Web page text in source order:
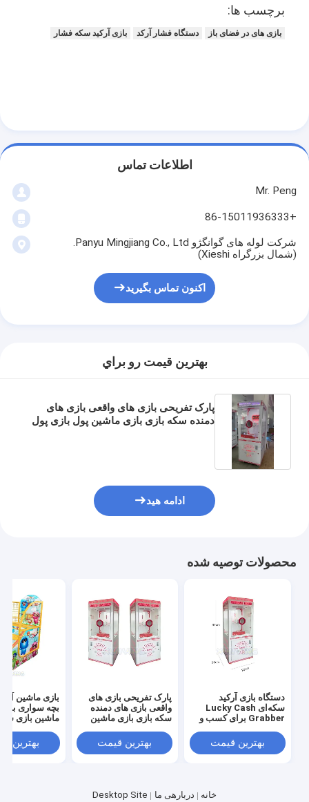
درخواست نقل قول
دستگاه بسکتبال آرکاد
دستگاه جایزه کلیپ
دستگاه بوکسینگ
ماشین بازی آرکید
پارک تفریحی با ماشین آمپر
ماشین بازی مسابقه
دستگاه مبادله توکن
برچسب ها:
بازی های در فضای باز دستگاه فشار آرکد بازی آرکید سکه فشار
اطلاعات تماس
Mr. Peng
+86-15011936333
شرکت لوله های گوانگژو Panyu Mingjiang Co., Ltd.
(شمال بزرگراه Xieshi)
اکنون تماس بگیرید
بهترين قيمت رو براي
پارک تفریحی بازی های واقعی بازی های
دمنده سکه بازی بازی ماشین پول بازی پول
ادامه هید
محصولات توصیه شده
دستگاه بازی آرکید
سکه‌ای Lucky Cash
Grabber برای کسب و
بهترین قیمت
پارک تفریحی بازی های
واقعی بازی های دمنده
سکه بازی بازی ماشین
بهترین قیمت
بازی ماشین
بچه سواری
ماشین بازی
بهترین
خانه دربارهی ما Desktop Site